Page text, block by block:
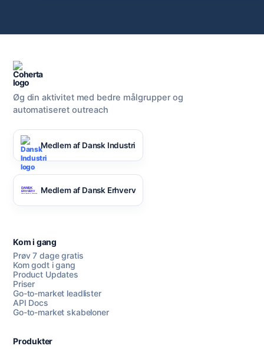
Øg din aktivitet med bedre målgrupper og
automatiseret outreach
Medlem af Dansk Industri
Medlem af Dansk Erhverv
Kom i gang
Prøv 7 dage gratis
Kom godt i gang
Product Updates
Priser
Go-to-market leadlister
API Docs
Go-to-market skabeloner
Produkter